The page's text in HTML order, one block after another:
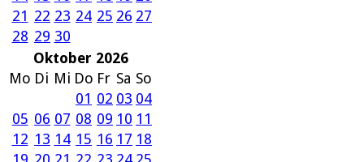
21 22 23 24 25 26 27
28 29 30
Oktober 2026
Mo Di Mi Do Fr Sa So
01 02 03 04
05 06 07 08 09 10 11
12 13 14 15 16 17 18